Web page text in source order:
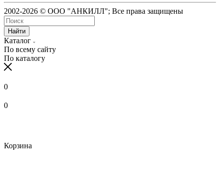
2002-2026 © ООО "АНКИЛЛ"; Все права защищены
Найти
Каталог
По всему сайту
По каталогу
0
0
Корзина